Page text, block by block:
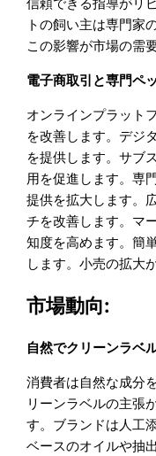
トの飼い主は専門家
この影響が市場の需
電子商取引と専門ペ
オンラインプラット
を改善します。デジ
を提供します。サブ
用を促進します。専
提供を拡大します。
チを改善します。マ
知度を高めます。簡
します。小売の拡大
市場動向:
自然でクリーンラベ
消費者は自然な成分
リーンラベルの主張
す。ブランドは人工
ベースのオイルや抽